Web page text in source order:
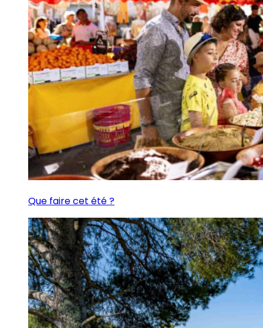
Que faire cet été ?